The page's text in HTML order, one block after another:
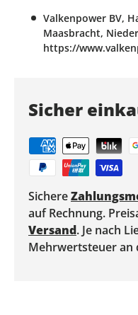
Valkenpower BV,
Maasbracht,
https://
Sicher
Sichere
auf Rechnung.
Versand. Je nach
Mehrwertsteuer an